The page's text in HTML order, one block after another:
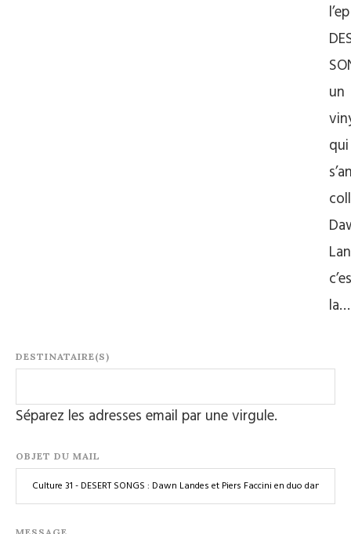
l’ep
un
qui
la…
DESTINATAIRE(S)
Séparez les adresses email par une virgule.
OBJET DU MAIL